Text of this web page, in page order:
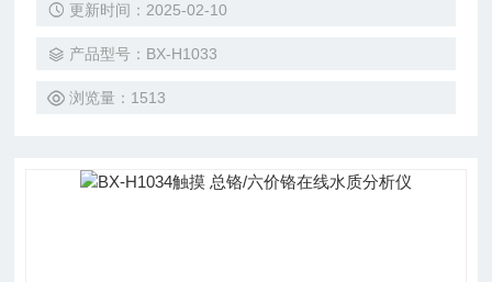
动； 每次测量结束后，自动清洗处理装置、仪器管路、阀门
能； 定时清洗、定时做样功能； 总镍/镍离子在线水质分析仪
更新时间：2025-02-10
产品型号：BX-H1033
浏览量：1513